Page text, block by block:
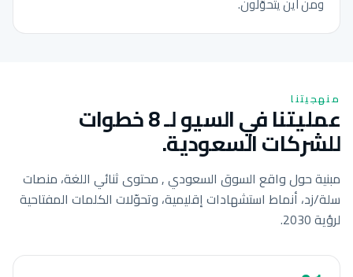
منهجيتنا
عمليتنا في السيو لـ 8 خطوات
للشركات السعودية.
مبنية حول واقع السوق السعودي , محتوى ثنائي اللغة، منصات
سلة/زد، أنماط استشهادات إقليمية، وتحوّلات الكلمات المفتاحية
لرؤية 2030.